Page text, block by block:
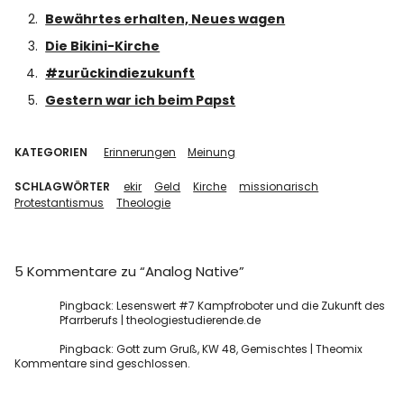
Bewährtes erhalten, Neues wagen
Die Bikini-Kirche
#zurückindiezukunft
Gestern war ich beim Papst
KATEGORIEN Erinnerungen Meinung
SCHLAGWÖRTER ekir Geld Kirche
missionarisch
Protestantismus
Theologie
5 Kommentare zu “Analog Native”
Pingback:Lesenswert #7 Kampfroboter und die Zukunft des
Pfarrberufs | theologiestudierende.de
Pingback:Gott zum Gruß, KW 48, Gemischtes | Theomix
Kommentare sind geschlossen.